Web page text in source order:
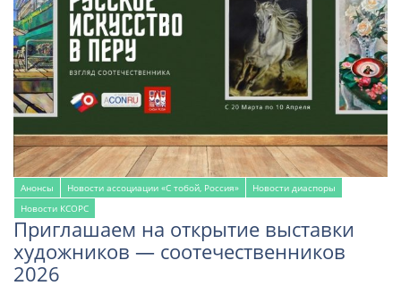
Анонсы Новости ассоциации «С тобой, Россия»
Новости диаспоры
Новости КСОРС
Приглашаем на открытие выставки
художников — соотечественников
2026